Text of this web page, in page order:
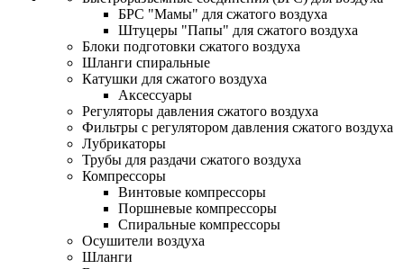
БРС "Мамы" для сжатого воздуха
Штуцеры "Папы" для сжатого воздуха
Блоки подготовки сжатого воздуха
Шланги спиральные
Катушки для сжатого воздуха
Аксессуары
Регуляторы давления сжатого воздуха
Фильтры с регулятором давления сжатого воздуха
Лубрикаторы
Трубы для раздачи сжатого воздуха
Компрессоры
Винтовые компрессоры
Поршневые компрессоры
Спиральные компрессоры
Осушители воздуха
Шланги